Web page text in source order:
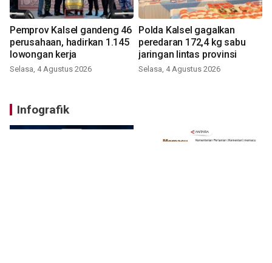
Pemprov Kalsel gandeng 46
perusahaan, hadirkan 1.145
lowongan kerja
Selasa, 4 Agustus 2026
Polda Kalsel gagalkan
peredaran 172,4 kg sabu
jaringan lintas provinsi
Selasa, 4 Agustus 2026
Infografik